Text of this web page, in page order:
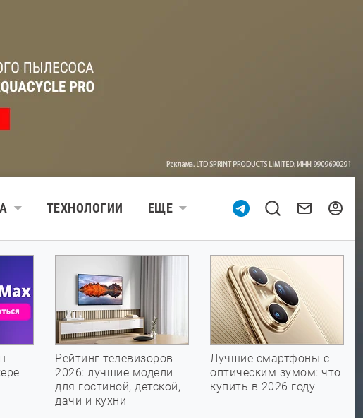
ТЕХНОЛОГИИ ЕЩЕ
Рейтинг телевизоров
2026: лучшие модели
для гостиной, детской,
дачи и кухни
Лучшие смартфоны с
оптическим зумом: что
купить в 2026 году